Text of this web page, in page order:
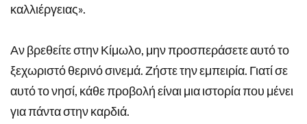
καλλιέργειας».
Αν βρεθείτε στην Κίμωλο, μην προσπεράσετε αυτό το
ξεχωριστό θερινό σινεμά. Ζήστε την εμπειρία. Γιατί σε
αυτό το νησί, κάθε προβολή είναι μια ιστορία που μένει
για πάντα στην καρδιά.